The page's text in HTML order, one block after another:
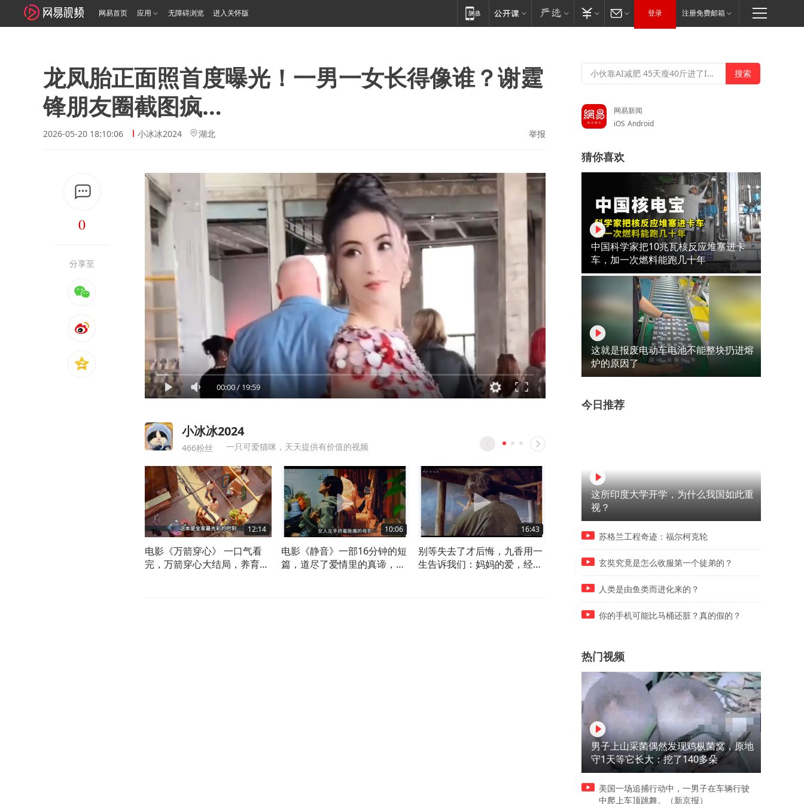
网易首页 应用 无障碍浏览 进入关怀版 登录 注册免费邮箱
龙凤胎正面照首度曝光！一男一女长得像谁？谢霆
锋朋友圈截图疯…
2026-05-20 18:10:06 小冰冰2024 湖北 举报
0
分享至
00:00/ 19:59
小冰冰2024
466粉丝 一只可爱猫咪，天天提供有价值的视频
12:14
电影《万箭穿心》 一口气看
完，万箭穿心大结局，养育了
10:06
电影《静音》一部16分钟的短
篇，道尽了爱情里的真谛，修
16:43
别等失去了才后悔，九香用一
生告诉我们：妈妈的爱，经不
得你再看一遍的好电影。
守儿童的故事，竟看哭了无
网易新闻
iOS Android
猜你喜欢
中国科学家把10兆瓦核反应堆塞进卡
车，加一次燃料能跑几十年
这就是报废电动车电池不能整块扔进熔
炉的原因了
今日推荐
这所印度大学开学，为什么我国如此重
视？
苏格兰工程奇迹：福尔柯克轮
玄奘究竟是怎么收服第一个徒弟的？
人类是由鱼类而进化来的？
你的手机可能比马桶还脏？真的假的？
热门视频
男子上山采菌偶然发现鸡枞菌窝，原地
守1天等它长大：挖了140多朵
美国一场追捕行动中，一男子在车辆行驶
中爬上车顶跳舞。（新京报）